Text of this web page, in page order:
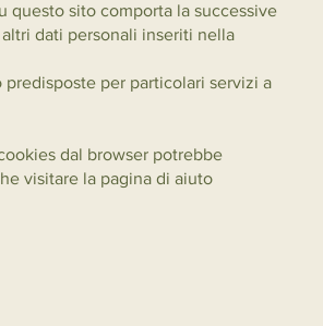
questo sito comporta la successive
dati personali inseriti nella
per particolari servizi a
dal browser potrebbe
visitare la pagina di aiuto